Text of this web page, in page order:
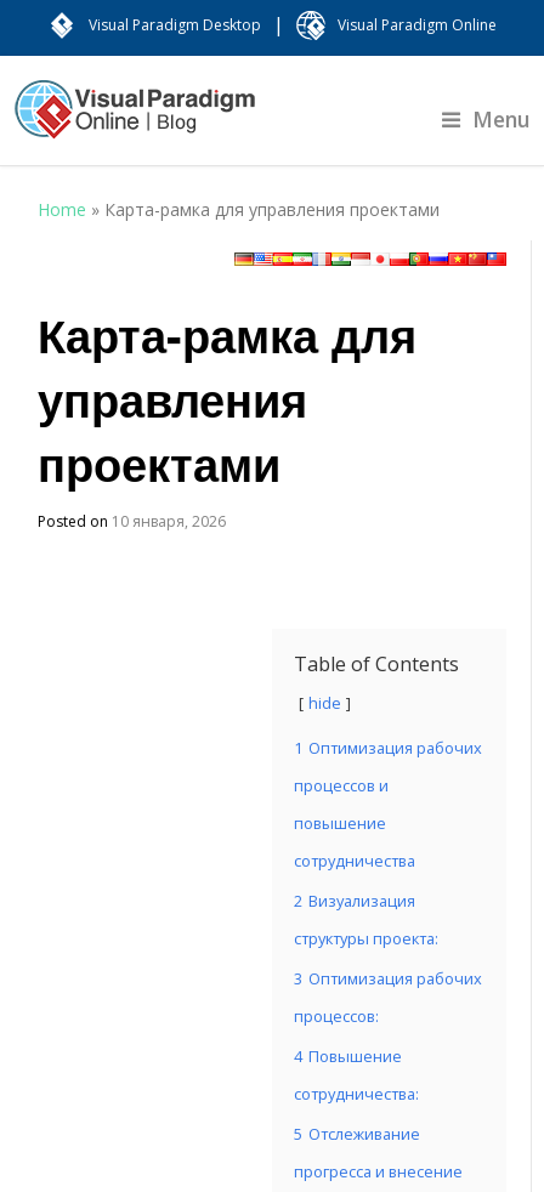
Visual Paradigm Desktop | Visual Paradigm Online
Menu
Home » Карта-рамка для управления проектами
Карта-рамка для
управления
проектами
Posted on 10 января, 2026
Table of Contents
hide
1 Оптимизация рабочих
процессов и
повышение
сотрудничества
2 Визуализация
структуры проекта:
3 Оптимизация рабочих
процессов:
4 Повышение
сотрудничества:
5 Отслеживание
прогресса и внесение